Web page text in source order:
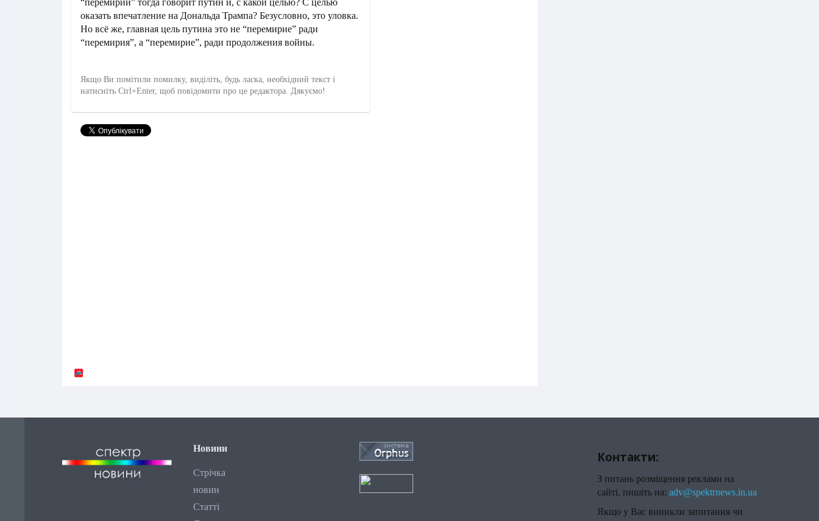
“перемирии” тогда говорит путин и, с какой целью? С целью
оказать впечатление на Дональда Трампа? Безусловно, это уловка.
Но всё же, главная цель путина это не “перемирие” ради
“перемирия”, а “перемирие”, ради продолжения войны.
Якщо Ви помітили помилку, виділіть, будь ласка, необхідний текст і
натисніть Ctrl+Enter, щоб повідомити про це редактора. Дякуємо!
Новини
Стрічка
новин
Статті
Контакти:
З питань розміщення реклами на
сайті, пишіть на: adv@spektrnews.in.ua
Якщо у Вас виникли запитання чи